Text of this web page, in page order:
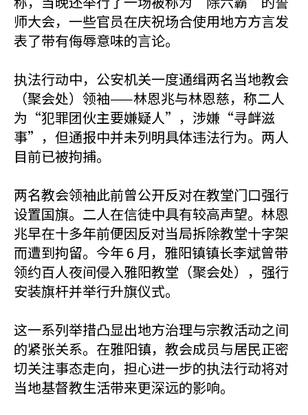
师大会，一些官员在庆祝场合使用地方方言发
表了带有侮辱意味的言论。
执法行动中，公安机关一度通缉两名当地教会
（聚会处）领袖——林恩兆与林恩慈，称二人
为“犯罪团伙主要嫌疑人”，涉嫌“寻衅滋
事”，但通报中并未列明具体违法行为。两人
目前已被拘捕。
两名教会领袖此前曾公开反对在教堂门口强行
设置国旗。二人在信徒中具有较高声望。林恩
兆早在十多年前便因反对当局拆除教堂十字架
而遭到拘留。今年 6 月，雅阳镇镇长李斌曾带
领约百人夜间侵入雅阳教堂（聚会处），强行
安装旗杆并举行升旗仪式。
这一系列举措凸显出地方治理与宗教活动之间
的紧张关系。在雅阳镇，教会成员与居民正密
切关注事态走向，担心进一步的执法行动将对
当地基督教生活带来更深远的影响。